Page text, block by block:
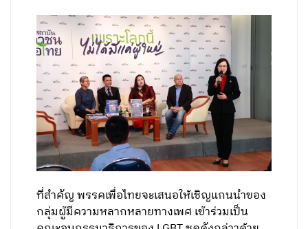
ที่สำคัญ พรรคเพื่อไทยจะเสนอให้เชิญแกนนำของ
กลุ่มผู้มีความหลากหลายทางเพศ เข้าร่วมเป็น